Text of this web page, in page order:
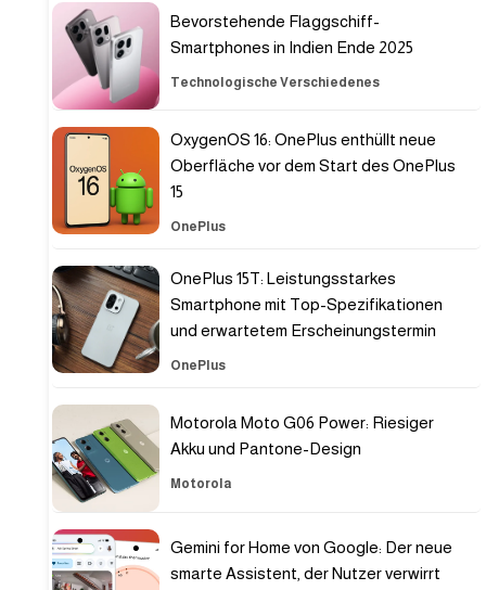
Bevorstehende Flaggschiff-
Smartphones in Indien Ende 2025
Technologische Verschiedenes
OxygenOS 16: OnePlus enthüllt neue
Oberfläche vor dem Start des OnePlus
15
OnePlus
OnePlus 15T: Leistungsstarkes
Smartphone mit Top-Spezifikationen
und erwartetem Erscheinungstermin
OnePlus
Motorola Moto G06 Power: Riesiger
Akku und Pantone-Design
Motorola
Gemini for Home von Google: Der neue
smarte Assistent, der Nutzer verwirrt